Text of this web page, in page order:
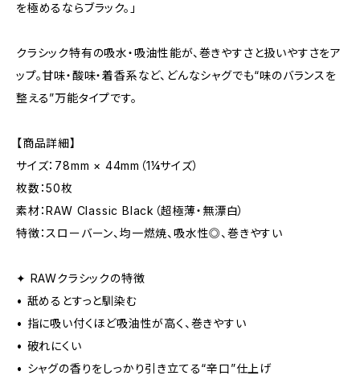
を極めるならブラック。」
クラシック特有の吸水・吸油性能が、巻きやすさと扱いやすさをア
ップ。甘味・酸味・着香系など、どんなシャグでも“味のバランスを
整える”万能タイプです。
【商品詳細】
サイズ：78mm × 44mm（1¼サイズ）
枚数：50枚
素材：RAW Classic Black（超極薄・無漂白）
特徴：スローバーン、均一燃焼、吸水性◎、巻きやすい
✦ RAWクラシックの特徴
• 舐めるとすっと馴染む
• 指に吸い付くほど吸油性が高く、巻きやすい
• 破れにくい
• シャグの香りをしっかり引き立てる“辛口”仕上げ